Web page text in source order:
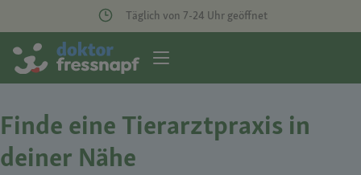
Täglich von 7-24 Uhr geöffnet
Finde eine Tierarztpraxis in
deiner Nähe